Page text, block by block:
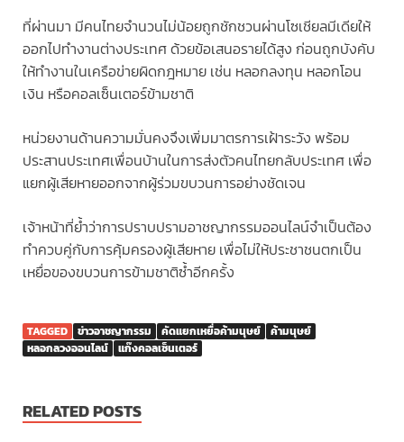
ที่ผ่านมา มีคนไทยจำนวนไม่น้อยถูกชักชวนผ่านโซเชียลมีเดียให้
ออกไปทำงานต่างประเทศ ด้วยข้อเสนอรายได้สูง ก่อนถูกบังคับ
ให้ทำงานในเครือข่ายผิดกฎหมาย เช่น หลอกลงทุน หลอกโอน
เงิน หรือคอลเซ็นเตอร์ข้ามชาติ
หน่วยงานด้านความมั่นคงจึงเพิ่มมาตรการเฝ้าระวัง พร้อม
ประสานประเทศเพื่อนบ้านในการส่งตัวคนไทยกลับประเทศ เพื่อ
แยกผู้เสียหายออกจากผู้ร่วมขบวนการอย่างชัดเจน
เจ้าหน้าที่ย้ำว่าการปราบปรามอาชญากรรมออนไลน์จำเป็นต้อง
ทำควบคู่กับการคุ้มครองผู้เสียหาย เพื่อไม่ให้ประชาชนตกเป็น
เหยื่อของขบวนการข้ามชาติซ้ำอีกครั้ง
TAGGED ข่าวอาชญากรรม คัดแยกเหยื่อค้ามนุษย์
ค้ามนุษย์
หลอกลวงออนไลน์
แก๊งคอลเซ็นเตอร์
RELATED POSTS